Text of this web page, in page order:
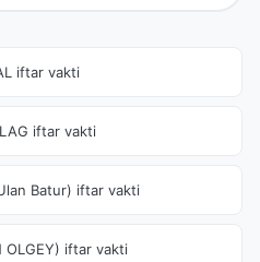
iftar vakti
iftar vakti
Batur) iftar vakti
OLGEY) iftar vakti